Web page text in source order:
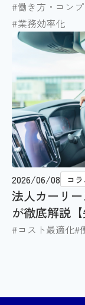
#働き方・コン
#業務効率化
2026/06/08 コ
法人カーリ
が徹底解説
#コスト最適化#